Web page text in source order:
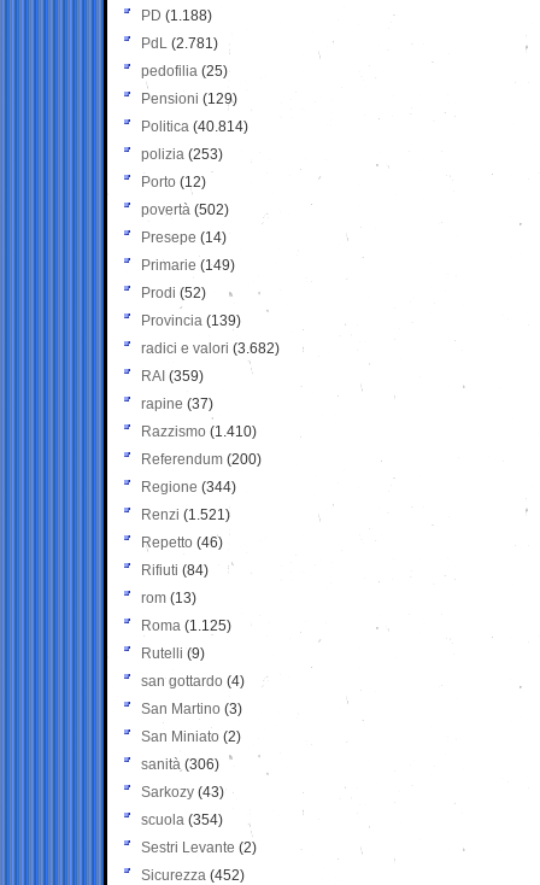
PD (1.188)
PdL (2.781)
pedofilia (25)
Pensioni (129)
Politica (40.814)
polizia (253)
Porto (12)
povertà (502)
Presepe (14)
Primarie (149)
Prodi (52)
Provincia (139)
radici e valori (3.682)
RAI (359)
rapine (37)
Razzismo (1.410)
Referendum (200)
Regione (344)
Renzi (1.521)
Repetto (46)
Rifiuti (84)
rom (13)
Roma (1.125)
Rutelli (9)
san gottardo (4)
San Martino (3)
San Miniato (2)
sanità (306)
Sarkozy (43)
scuola (354)
Sestri Levante (2)
Sicurezza (452)